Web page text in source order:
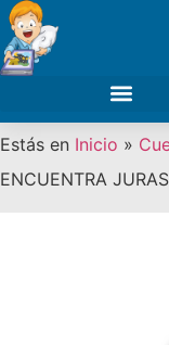
Estás en Inicio »
ENCUENTRA